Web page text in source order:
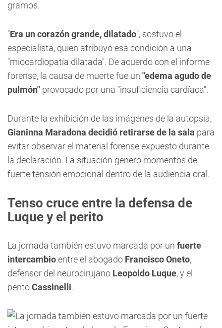
gramos.
"Era un corazón grande, dilatado", sostuvo el
especialista, quien atribuyó esa condición a una
"miocardiopatía dilatada". De acuerdo con el informe
forense, la causa de muerte fue un "edema agudo de
pulmón" provocado por una "insuficiencia cardíaca".
Durante la exhibición de las imágenes de la autopsia,
Gianinna Maradona decidió retirarse de la sala para
evitar observar el material forense expuesto durante
la declaración. La situación generó momentos de
fuerte tensión emocional dentro de la audiencia oral.
Tenso cruce entre la defensa de
Luque y el perito
La jornada también estuvo marcada por un fuerte
intercambioentre el abogado Francisco Oneto,
defensor del neurocirujano Leopoldo Luque, y el
peritoCassinelli.